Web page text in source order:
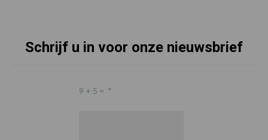
Schrijf u in voor onze nieuwsbrief
9 + 5 = *